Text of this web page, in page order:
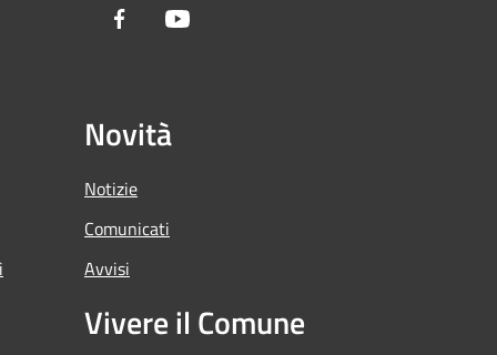
Facebook
Novità
Notizie
Comunicati
Avvisi
Vivere il Comune